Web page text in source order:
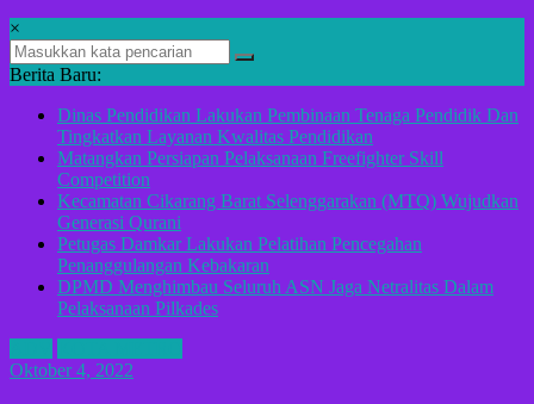
×
Berita Baru:
Dinas Pendidikan Lakukan Pembinaan Tenaga Pendidik Dan
Tingkatkan Layanan Kwalitas Pendidikan
Matangkan Persiapan Pelaksanaan Freefighter Skill
Competition
Kecamatan Cikarang Barat Selenggarakan (MTQ) Wujudkan
Generasi Qurani
Petugas Damkar Lakukan Pelatihan Pencegahan
Penanggulangan Kebakaran
DPMD Menghimbau Seluruh ASN Jaga Netralitas Dalam
Pelaksanaan Pilkades
Oktober 4, 2022